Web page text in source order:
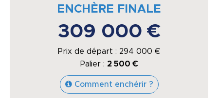
ENCHÈRE FINALE
309 000 €
Prix de départ : 294 000 €
Palier : 2 500 €
Comment enchérir ?